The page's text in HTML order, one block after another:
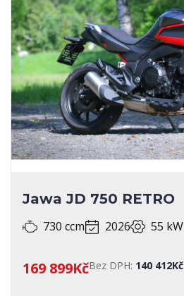
Jawa JD 750 RETRO
730 ccm 2026 55 kW
169 899KčBez DPH: 140 412Kč